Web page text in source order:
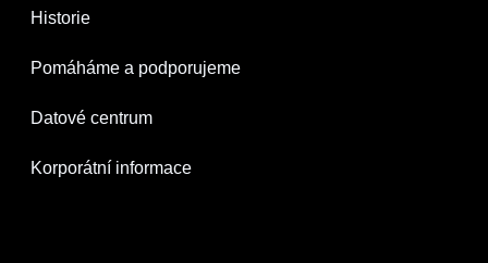
Historie
Pomáháme a podporujeme
Datové centrum
Korporátní informace